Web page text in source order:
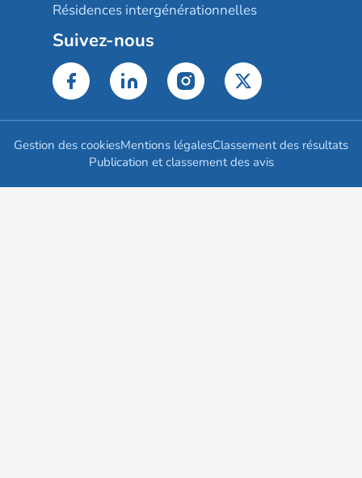
Résidences intergénérationnelles
Suivez-nous
Gestion des cookiesMentions légalesClassement des résultats
Publication et classement des avis